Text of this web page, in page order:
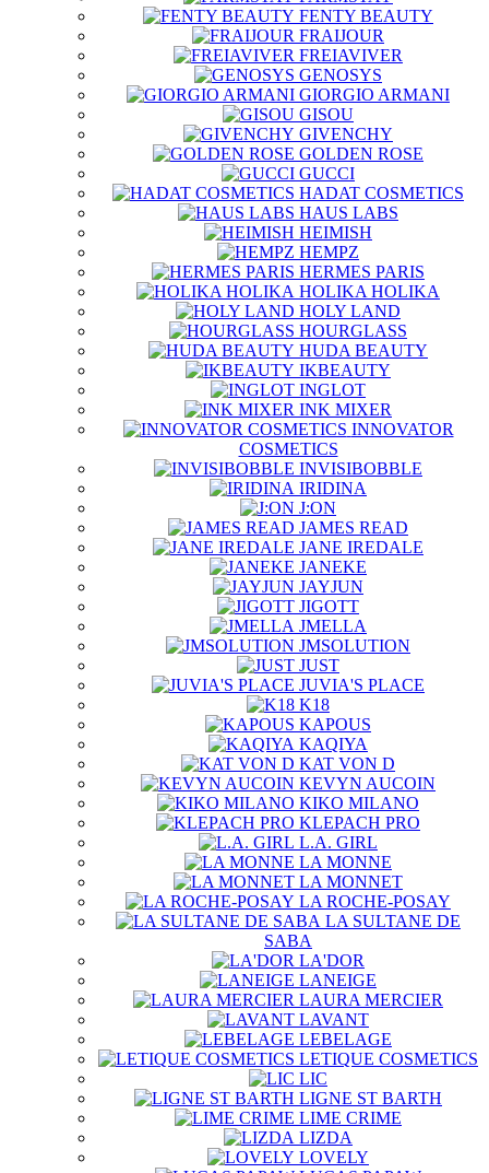
FENTY BEAUTY
FRAIJOUR
FREIAVIVER
GENOSYS
GIORGIO ARMANI
GISOU
GIVENCHY
GOLDEN ROSE
GUCCI
HADAT COSMETICS
HAUS LABS
HEIMISH
HEMPZ
HERMES PARIS
HOLIKA HOLIKA
HOLY LAND
HOURGLASS
HUDA BEAUTY
IKBEAUTY
INGLOT
INK MIXER
INNOVATOR
COSMETICS
INVISIBOBBLE
IRIDINA
J:ON
JAMES READ
JANE IREDALE
JANEKE
JAYJUN
JIGOTT
JMELLA
JMSOLUTION
JUST
JUVIA'S PLACE
K18
KAPOUS
KAQIYA
KAT VON D
KEVYN AUCOIN
KIKO MILANO
KLEPACH PRO
L.A. GIRL
LA MONNE
LA MONNET
LA ROCHE-POSAY
LA SULTANE DE
SABA
LA'DOR
LANEIGE
LAURA MERCIER
LAVANT
LEBELAGE
LETIQUE COSMETICS
LIC
LIGNE ST BARTH
LIME CRIME
LIZDA
LOVELY